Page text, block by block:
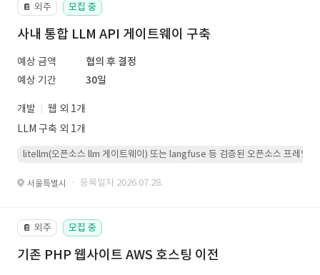
📔 외주 모집 중
사내 통합 LLM API 게이트웨이 구축
예상 금액
협의 후 결정
예상 기간
30일
개발
웹 외 1개
LLM 구축 외 1개
litellm(오픈소스 llm 게이트웨이) 또는 langfuse 등 검증된 오픈소스 프레임워
서울특별시 · 등록일자 2026.07.28.
📔 외주 모집 중
기존 PHP 웹사이트 AWS 호스팅 이전